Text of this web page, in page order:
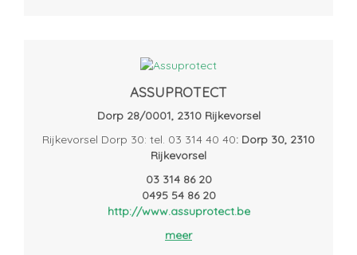
ASSUPROTECT
Dorp 28/0001, 2310 Rijkevorsel
Rijkevorsel Dorp 30: tel. 03 314 40 40: Dorp 30, 2310
Rijkevorsel
03 314 86 20
0495 54 86 20
http://www.assuprotect.be
meer